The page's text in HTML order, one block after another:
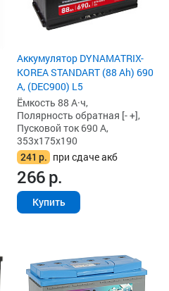
Аккумулятор DYNAMATRIX-
KOREA STANDART (88 Ah) 690
А, (DEC900) L5
Ёмкость 88 А·ч,
Полярность обратная [- +],
Пусковой ток 690 А,
353x175x190
241 р. при сдаче акб
266р.
Купить